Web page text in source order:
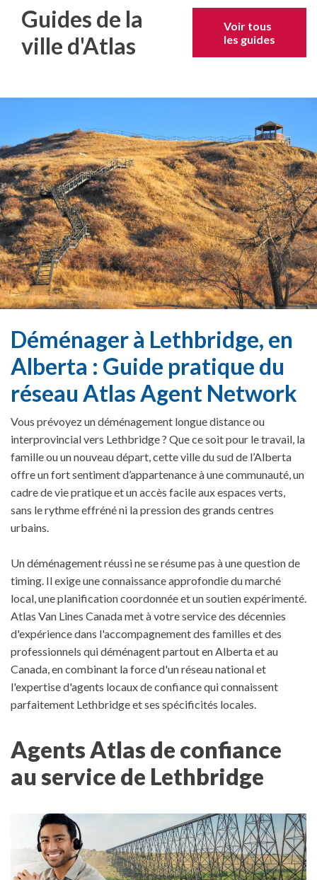
Guides de la
ville d'Atlas
Voir tous
les guides
Déménager à Lethbridge, en
Alberta : Guide pratique du
réseau Atlas Agent Network
Vous prévoyez un déménagement longue distance ou
interprovincial vers Lethbridge ? Que ce soit pour le travail, la
famille ou un nouveau départ, cette ville du sud de l’Alberta
offre un fort sentiment d’appartenance à une communauté, un
cadre de vie pratique et un accès facile aux espaces verts,
sans le rythme effréné ni la pression des grands centres
urbains.
Un déménagement réussi ne se résume pas à une question de
timing. Il exige une connaissance approfondie du marché
local, une planification coordonnée et un soutien expérimenté.
Atlas Van Lines Canada met à votre service des décennies
d'expérience dans l'accompagnement des familles et des
professionnels qui déménagent partout en Alberta et au
Canada, en combinant la force d'un réseau national et
l'expertise d'agents locaux de confiance qui connaissent
parfaitement Lethbridge et ses spécificités locales.
Agents Atlas de confiance
au service de Lethbridge